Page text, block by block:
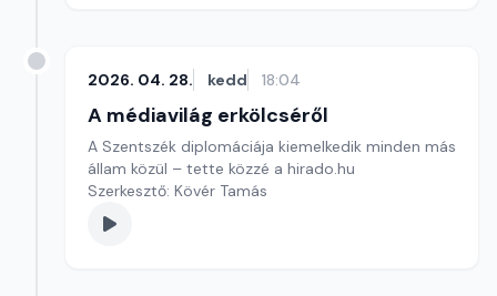
2026. 04. 28. kedd 18:04
A médiavilág erkölcséről
A Szentszék diplomáciája kiemelkedik minden más
állam közül – tette közzé a hirado.hu
Szerkesztő: Kövér Tamás